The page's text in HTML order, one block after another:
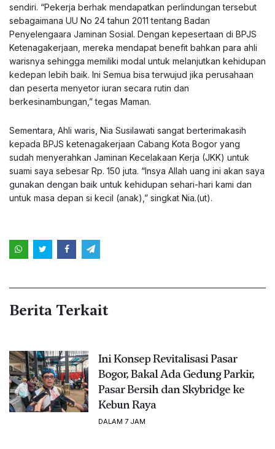
sendiri. “Pekerja berhak mendapatkan perlindungan tersebut
sebagaimana UU No 24 tahun 2011 tentang Badan
Penyelengaara Jaminan Sosial. Dengan kepesertaan di BPJS
Ketenagakerjaan, mereka mendapat benefit bahkan para ahli
warisnya sehingga memiliki modal untuk melanjutkan kehidupan
kedepan lebih baik. Ini Semua bisa terwujud jika perusahaan
dan peserta menyetor iuran secara rutin dan
berkesinambungan,” tegas Maman.
Sementara, Ahli waris, Nia Susilawati sangat berterimakasih
kepada BPJS ketenagakerjaan Cabang Kota Bogor yang
sudah menyerahkan Jaminan Kecelakaan Kerja (JKK) untuk
suami saya sebesar Rp. 150 juta. “Insya Allah uang ini akan saya
gunakan dengan baik untuk kehidupan sehari-hari kami dan
untuk masa depan si kecil (anak),” singkat Nia.(ut).
Berita Terkait
Ini Konsep Revitalisasi Pasar
Bogor, Bakal Ada Gedung Parkir,
Pasar Bersih dan Skybridge ke
Kebun Raya
DALAM 7 JAM